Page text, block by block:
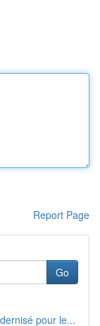
Report Page
Go
pour le...